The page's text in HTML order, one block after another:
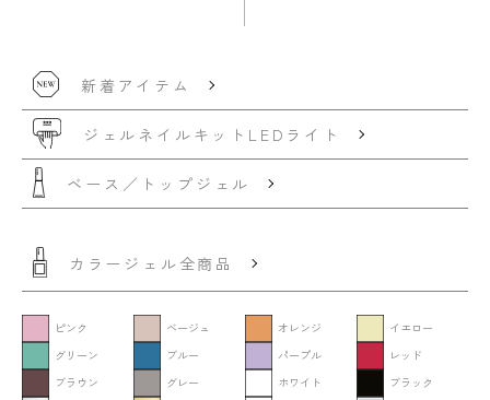
新着アイテム
ジェルネイルキット LEDライト
ベース／トップジェル
カラージェル全商品
ピンク ベージュ オレンジ
イエロー
グリーン
ブルー パープル
レッド
ブラウン
グレー ホワイト
ブラック